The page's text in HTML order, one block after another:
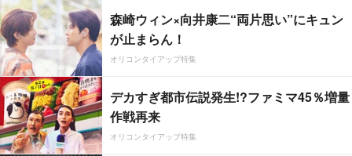
森崎ウィン×向井康二“両片思い”にキュン
が止まらん！
オリコンタイアップ特集
デカすぎ都市伝説発生!?ファミマ45％増量
作戦再来
オリコンタイアップ特集